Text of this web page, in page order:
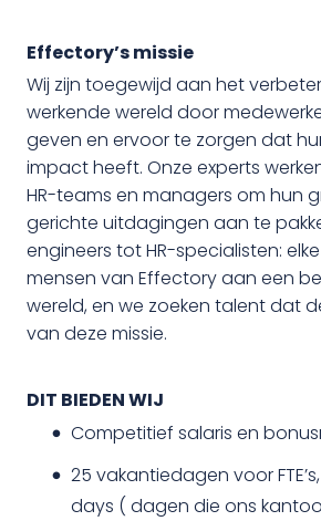
Effectory’s missie
Wij zijn toegewijd aan het
werkende wereld door
geven en ervoor te zorgen dat
impact heeft. Onze experts
HR-teams en managers om hun
gerichte uitdagingen aan te
engineers tot HR-specialisten:
mensen van Effectory aan een
wereld, en we zoeken talent dat
van deze missie.
DIT BIEDEN WIJ
Competitief salaris en
25 vakantiedagen voor
days ( dagen die ons